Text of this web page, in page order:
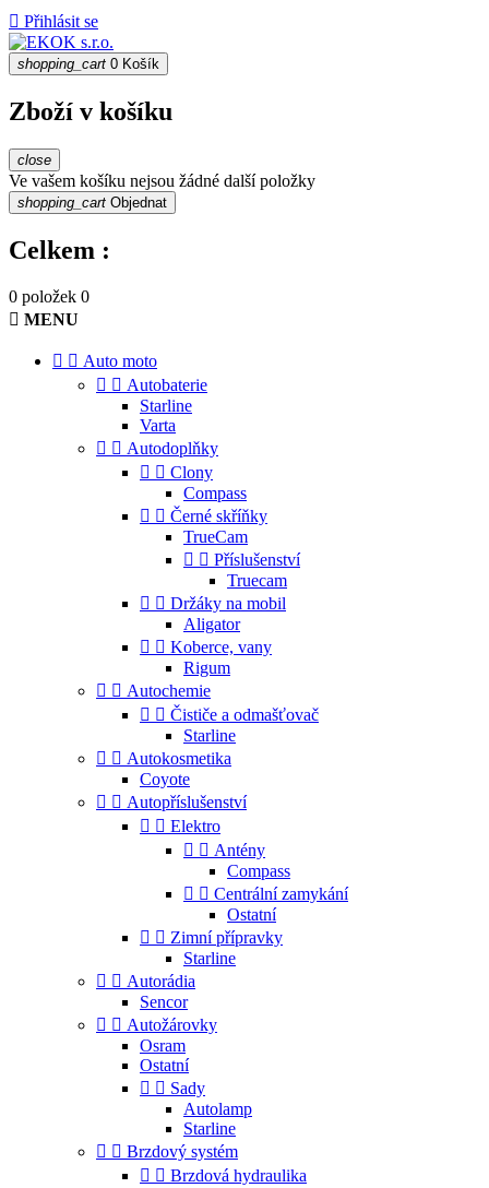
 Přihlásit se
shopping_cart 0 Košík
Zboží v košíku
close
Ve vašem košíku nejsou žádné další položky
shopping_cart Objednat
Celkem :
0 položek 0
 MENU
  Auto moto
  Autobaterie
Starline
Varta
  Autodoplňky
  Clony
Compass
  Černé skříňky
TrueCam
  Příslušenství
Truecam
  Držáky na mobil
Aligator
  Koberce, vany
Rigum
  Autochemie
  Čističe a odmašťovač
Starline
  Autokosmetika
Coyote
  Autopříslušenství
  Elektro
  Antény
Compass
  Centrální zamykání
Ostatní
  Zimní přípravky
Starline
  Autorádia
Sencor
  Autožárovky
Osram
Ostatní
  Sady
Autolamp
Starline
  Brzdový systém
  Brzdová hydraulika